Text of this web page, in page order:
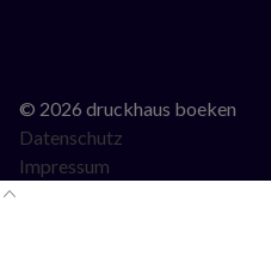
© 2026 druckhaus boeken
Datenschutz
Impressum